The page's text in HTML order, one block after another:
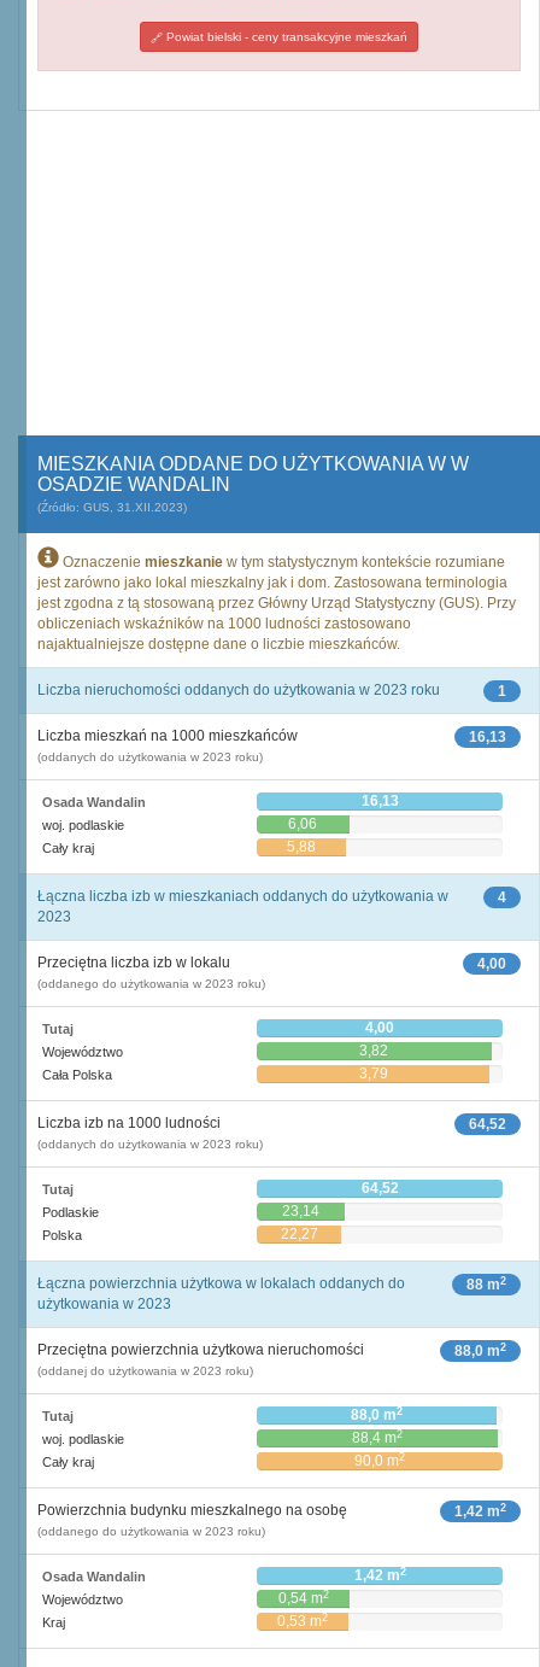
Powiat bielski - ceny transakcyjne mieszkań
MIESZKANIA ODDANE DO UŻYTKOWANIA W W
OSADZIE WANDALIN
(Źródło: GUS, 31.XII.2023)
Oznaczenie mieszkanie w tym statystycznym kontekście rozumiane
jest zarówno jako lokal mieszkalny jak i dom. Zastosowana terminologia
jest zgodna z tą stosowaną przez Główny Urząd Statystyczny (GUS). Przy
obliczeniach wskaźników na 1000 ludności zastosowano
najaktualniejsze dostępne dane o liczbie mieszkańców.
1
Liczba nieruchomości oddanych do użytkowania w 2023 roku
16,13
Liczba mieszkań na 1000 mieszkańców
(oddanych do użytkowania w 2023 roku)
Osada Wandalin 16,13
woj. podlaskie 6,06
Cały kraj 5,88
4
Łączna liczba izb w mieszkaniach oddanych do użytkowania w
2023
4,00
Przeciętna liczba izb w lokalu
(oddanego do użytkowania w 2023 roku)
Tutaj 4,00
Województwo 3,82
Cała Polska 3,79
64,52
Liczba izb na 1000 ludności
(oddanych do użytkowania w 2023 roku)
Tutaj 64,52
Podlaskie 23,14
Polska 22,27
88 m2
Łączna powierzchnia użytkowa w lokalach oddanych do
użytkowania w 2023
88,0 m2
Przeciętna powierzchnia użytkowa nieruchomości
(oddanej do użytkowania w 2023 roku)
Tutaj 88,0 m2
woj. podlaskie 88,4 m2
Cały kraj 90,0 m2
1,42 m2
Powierzchnia budynku mieszkalnego na osobę
(oddanego do użytkowania w 2023 roku)
Osada Wandalin 1,42 m2
Województwo 0,54 m2
Kraj 0,53 m2